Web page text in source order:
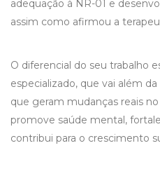
adequação à NR-01 e
assim como afirmou a
O diferencial do seu trabalho
especializado, que vai além
que geram mudanças reais
promove saúde mental,
contribui para o crescimento